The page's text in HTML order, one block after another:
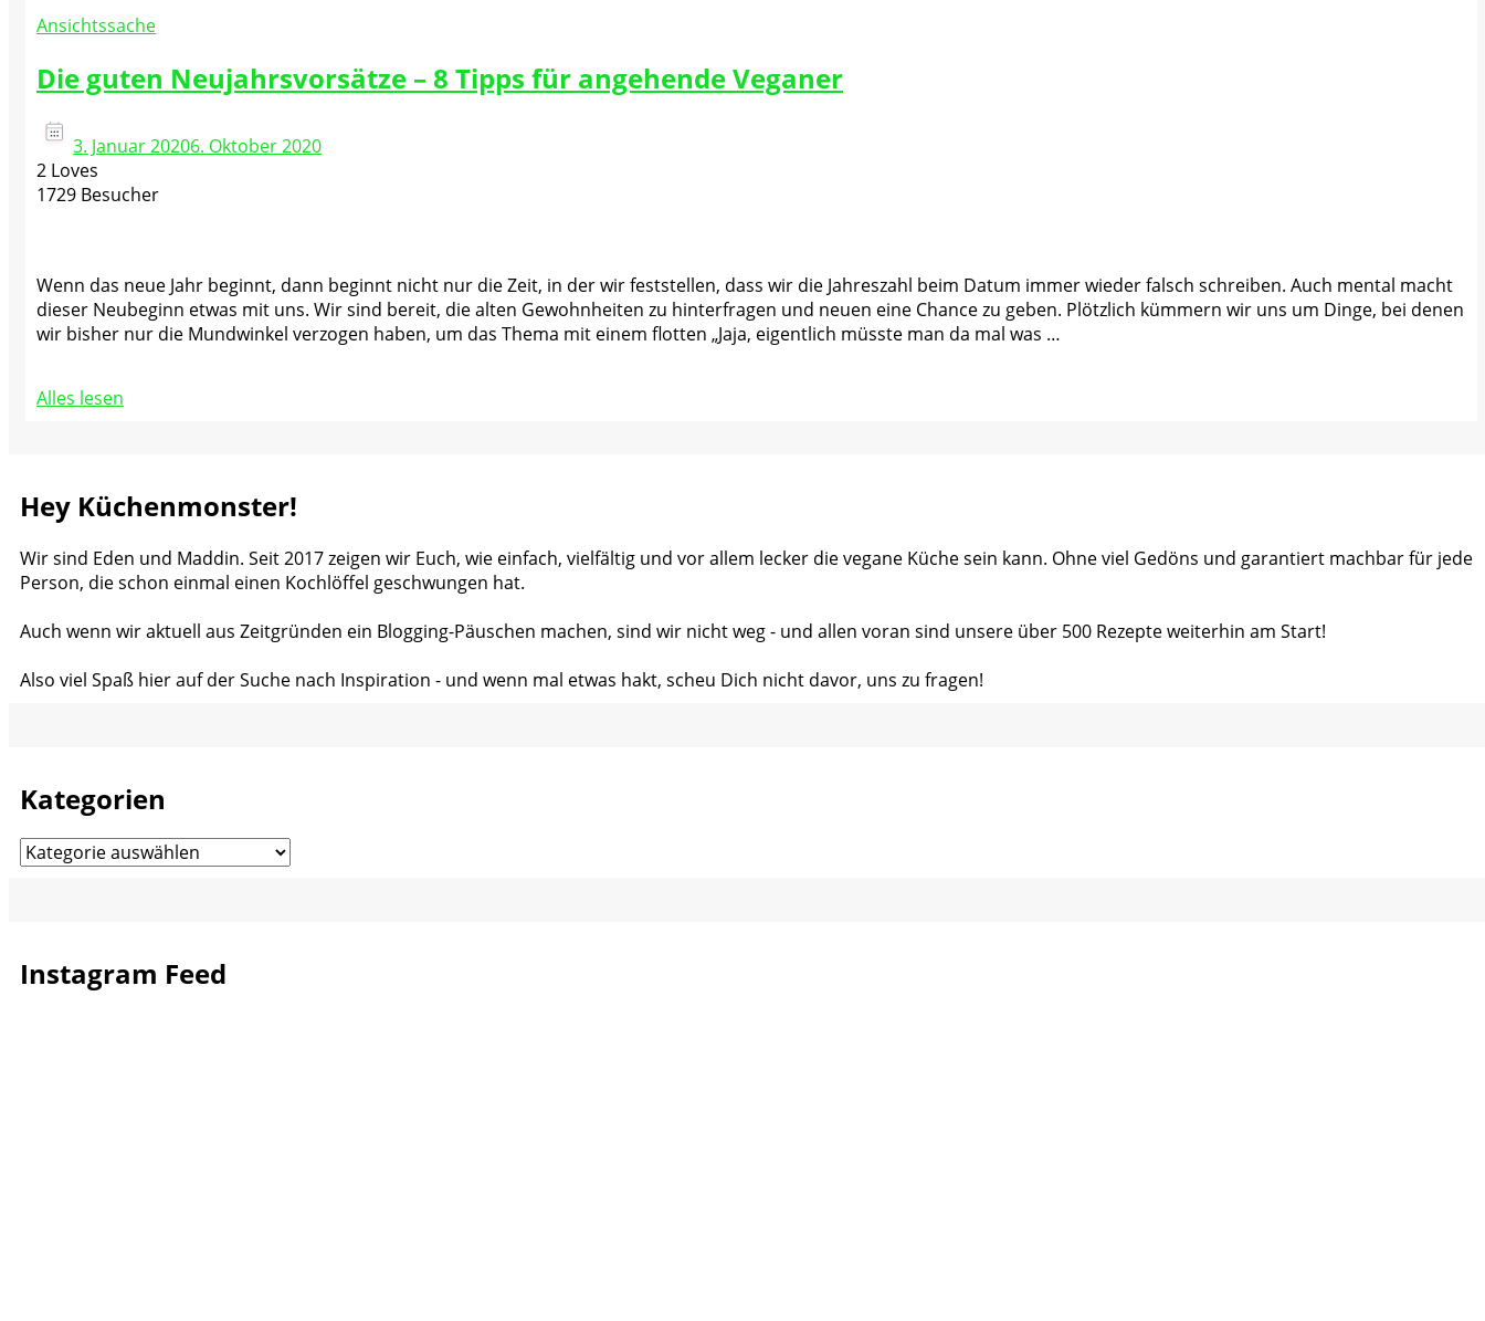
Ansichtssache
Die guten Neujahrsvorsätze – 8 Tipps für angehende Veganer
3. Januar 20206. Oktober 2020
2 Loves
1729 Besucher
Wenn das neue Jahr beginnt, dann beginnt nicht nur die Zeit, in der wir feststellen, dass wir die Jahreszahl beim Datum immer wieder falsch schreiben. Auch mental macht
dieser Neubeginn etwas mit uns. Wir sind bereit, die alten Gewohnheiten zu hinterfragen und neuen eine Chance zu geben. Plötzlich kümmern wir uns um Dinge, bei denen
wir bisher nur die Mundwinkel verzogen haben, um das Thema mit einem flotten „Jaja, eigentlich müsste man da mal was …
Alles lesen
Hey Küchenmonster!
Wir sind Eden und Maddin. Seit 2017 zeigen wir Euch, wie einfach, vielfältig und vor allem lecker die vegane Küche sein kann. Ohne viel Gedöns und garantiert machbar für jede
Person, die schon einmal einen Kochlöffel geschwungen hat.
Auch wenn wir aktuell aus Zeitgründen ein Blogging-Päuschen machen, sind wir nicht weg - und allen voran sind unsere über 500 Rezepte weiterhin am Start!
Also viel Spaß hier auf der Suche nach Inspiration - und wenn mal etwas hakt, scheu Dich nicht davor, uns zu fragen!
Kategorien
Kategorien
Instagram Feed